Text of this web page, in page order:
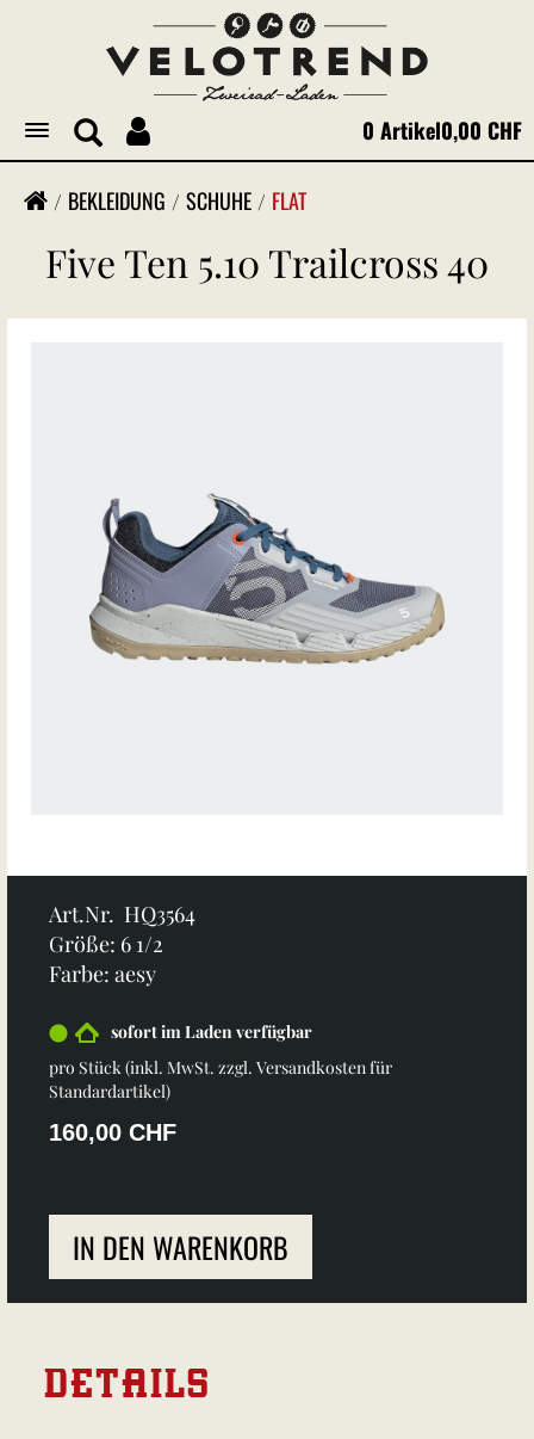
Toggle
navigation
0 Artikel0,00 CHF
BEKLEIDUNG SCHUHE FLAT
Five Ten 5.10 Trailcross 40
Art.Nr. HQ3564
Größe: 6 1/2
Farbe: aesy
sofort im Laden verfügbar
pro Stück (inkl. MwSt. zzgl. Versandkosten für
Standardartikel)
160,00 CHF
IN DEN WARENKORB
DETAILS